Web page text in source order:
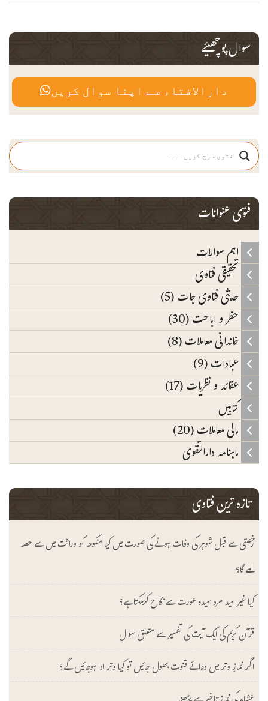
سوال پوچھیئے
دارالافتاء سے اپنا سوال کریں
فتوی عنوانات
اہم سوالات
تحقیقی فتاوی
حدیثی فتاوی جات (5)
حظر و اباحت (30)
خاندانی معاملات (8)
عبادات (9)
عقائد و نظریات (17)
کتابیں
مالی معاملات (20)
ماہنامہ دارالتقوی
تازہ ترین فتاوی
رخصتی سے قبل شوہر کی وفات ہونے کی صورت میں کیا منکوحہ کو وراثت میں سے حصہ
ملے گا؟
کیا غیر سید مرد سیدہ عورت سے نکاح کرسکتا ہے؟
قرآن کریم کی ایک آیت کی تفسیر سے متعلق سوال
اگر نمازِ وتر میں دعائے قنوت بھول جائیں تو کیا وتر ادا ہوجائیں گے؟